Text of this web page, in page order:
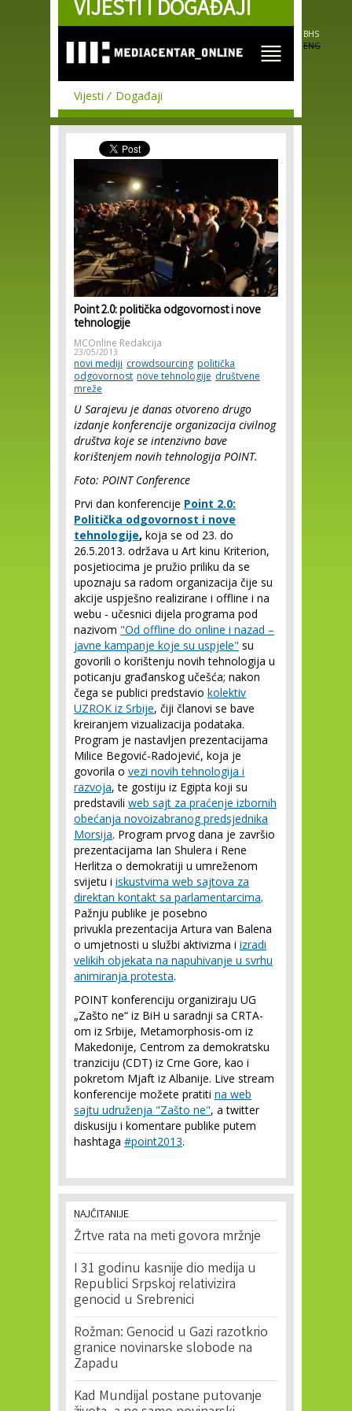
Skip to
main
VIJESTI I DOGAĐAJI
BHS
ENG
Vijesti Događaji
Point 2.0: politička odgovornost i nove
tehnologije
MCOnline Redakcija
23/05/2013
novi mediji crowdsourcing politička
odgovornost nove tehnologije društvene
mreže
U Sarajevu je danas otvoreno drugo
izdanje konferencije organizacija civilnog
društva koje se intenzivno bave
korištenjem novih tehnologija POINT.
Foto: POINT Conference
Prvi dan konferencije Point 2.0:
Politička odgovornost i nove
tehnologije, koja se od 23. do
26.5.2013. održava u Art kinu Kriterion,
posjetiocima je pružio priliku da se
upoznaju sa radom organizacija čije su
akcije uspješno realizirane i offline i na
webu - učesnici dijela programa pod
nazivom "Od offline do online i nazad –
javne kampanje koje su uspjele" su
govorili o korištenju novih tehnologija u
poticanju građanskog učešća; nakon
čega se publici predstavio kolektiv
UZROK iz Srbije, čiji članovi se bave
kreiranjem vizualizacija podataka.
Program je nastavljen prezentacijama
Milice Begović-Radojević, koja je
govorila o vezi novih tehnologija i
razvoja, te gostiju iz Egipta koji su
predstavili web sajt za praćenje izbornih
obećanja novoizabranog predsjednika
Morsija. Program prvog dana je završio
prezentacijama Ian Shulera i Rene
Herlitza o demokratiji u umreženom
svijetu i iskustvima web sajtova za
direktan kontakt sa parlamentarcima.
Pažnju publike je posebno
privukla prezentacija Artura van Balena
o umjetnosti u službi aktivizma i izradi
velikih objekata na napuhivanje u svrhu
animiranja protesta.
POINT konferenciju organiziraju UG
„Zašto ne“ iz BiH u saradnji sa CRTA-
om iz Srbije, Metamorphosis-om iz
Makedonije, Centrom za demokratsku
tranziciju (CDT) iz Crne Gore, kao i
pokretom Mjaft iz Albanije. Live stream
konferencije možete pratiti na web
sajtu udruženja "Zašto ne", a twitter
diskusiju i komentare publike putem
hashtaga #point2013.
NAJČITANIJE
Žrtve rata na meti govora mržnje
I 31 godinu kasnije dio medija u
Republici Srpskoj relativizira
genocid u Srebrenici
Rožman: Genocid u Gazi razotkrio
granice novinarske slobode na
Zapadu
Kad Mundijal postane putovanje